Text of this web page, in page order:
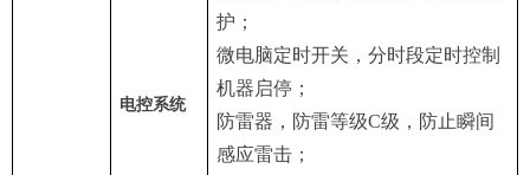
电控系统
护；
微电脑定时开关，分时段定时控制
机器启停；
防雷器，防雷等级C级，防止瞬间
感应雷击；